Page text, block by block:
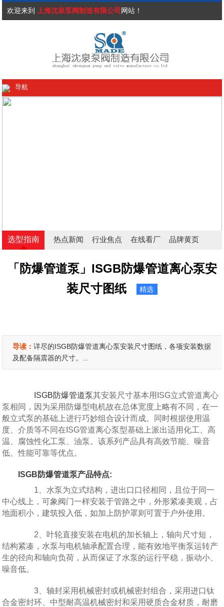
欢迎来到 上海沈泉泵阀制造有限公司 网站！
导航
选型指南 热点新闻 行业焦点 在线看厂 品牌黄页
「防爆管道泵」ISGB防爆管道离心泵安
装尺寸图纸
精选
导读：详尽的ISGB防爆管道离心泵安装尺寸图纸，各项安装数据
及配备隔震器的尺寸。...
ISGB防爆管道泵其安装尺寸基本用ISG立式管道离心
泵相同，因为采用防爆型电机故在总体宽度上略有不同，在一
般立式泵的基础上进行巧妙组合设计而成。同时根据使用温
度、介质等不同在ISG管道离心泵型基础上派出适用化工、高
温、腐蚀性化工泵、油泵。该系列产品具有高效节能、噪音
低、性能可靠等优点。
ISGB防爆管道泵产品特点:
1、水泵为立式结构，进出口口径相同，且位于同一
中心线上，可象阀门一样安装于管路之中，外形紧凑美观，占
地面积小，建筑投入低，如加上防护罩则可置于户外使用。
2、叶轮直接安装在电机的加长轴上，轴向尺寸短，
结构紧凑，水泵与电机轴承配置合理，能有效地平衡泵运转产
生的径向和轴向负荷，从而保证了水泵的运行平稳，振动小、
噪音低。
3、轴封采用机械密封或机械密封组合，采用进口钛
合金密封环、中型耐高温机械密封和采用硬质合金材质，耐磨